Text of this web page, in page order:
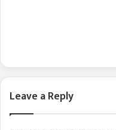
Leave a Reply